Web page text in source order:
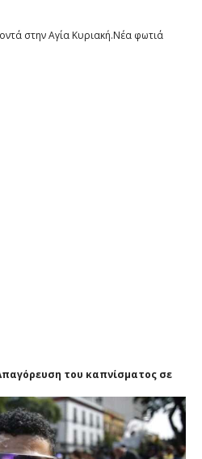
στην Αγία Κυριακή.Νέα φωτιά